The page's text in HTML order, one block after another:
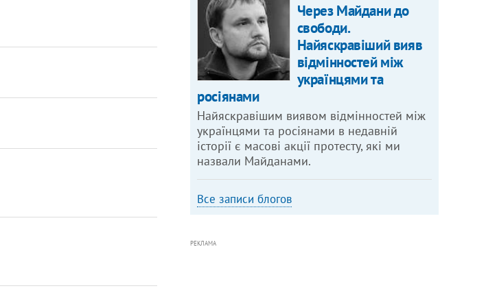
Через Майдани до
свободи.
Найяскравіший вияв
відмінностей між
українцями та
росіянами
Найяскравішим виявом відмінностей між
українцями та росіянами в недавній
історії є масові акції протесту, які ми
назвали Майданами.
Все записи блогов
РЕКЛАМА